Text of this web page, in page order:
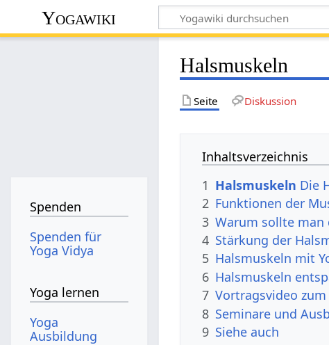
Yogawiki
Halsmuskeln
Seite Diskussion
Inhaltsverzeichnis
1 Halsmuskeln Die
2 Funktionen der
3 Warum sollte man
4 Stärkung der
5 Halsmuskeln mit
6 Halsmuskeln
7 Vortragsvideo
8 Seminare und
9 Siehe auch
Spenden
Spenden für
Yoga Vidya
Yoga lernen
Yoga
Ausbildung